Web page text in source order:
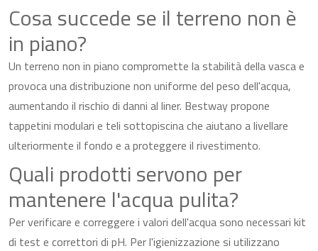
Cosa succede se il terreno non è
in piano?
Un terreno non in piano compromette la stabilità della vasca e
provoca una distribuzione non uniforme del peso dell'acqua,
aumentando il rischio di danni al liner. Bestway propone
tappetini modulari e teli sottopiscina che aiutano a livellare
ulteriormente il fondo e a proteggere il rivestimento.
Quali prodotti servono per
mantenere l'acqua pulita?
Per verificare e correggere i valori dell'acqua sono necessari kit
di test e correttori di pH. Per l'igienizzazione si utilizzano